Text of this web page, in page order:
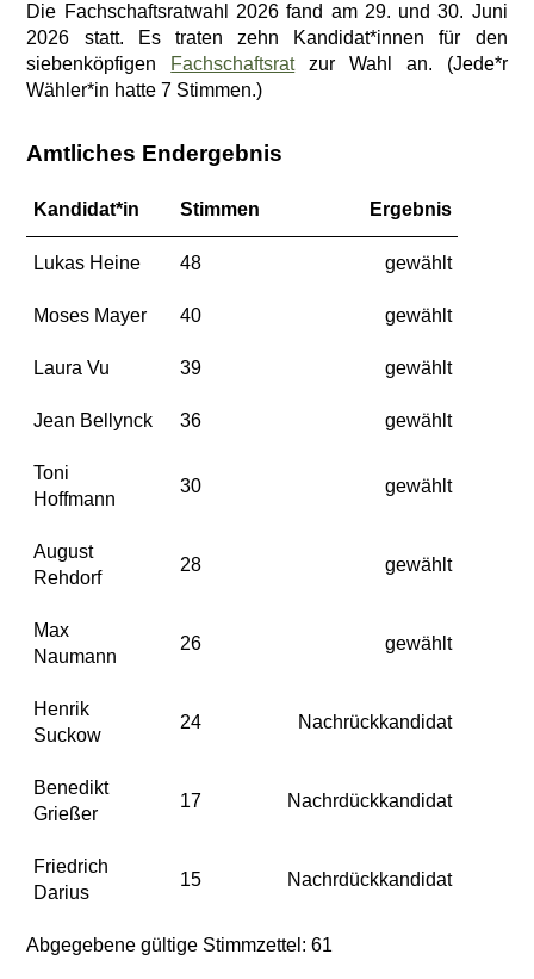
Die Fachschaftsratwahl 2026 fand am 29. und 30. Juni
2026 statt. Es traten zehn Kandidat*innen für den
siebenköpfigen
Fachschaftsratzur Wahl an. (Jede*r
Wähler*in hatte 7 Stimmen.)
Amtliches Endergebnis
Kandidat*in Stimmen Ergebnis
Lukas Heine 48 gewählt
Moses Mayer 40 gewählt
Laura Vu 39 gewählt
Jean Bellynck 36 gewählt
Toni
Hoffmann
30 gewählt
August
Rehdorf
28 gewählt
Max
Naumann
26 gewählt
Henrik
Suckow
24 Nachrückkandidat
Benedikt
Grießer
17 Nachrdückkandidat
Friedrich
Darius
15 Nachrdückkandidat
Abgegebene gültige Stimmzettel: 61